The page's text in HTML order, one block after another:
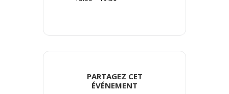
PARTAGEZ CET
ÉVÉNEMENT